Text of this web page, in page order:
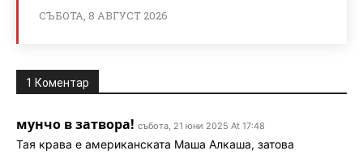
СЪБОТА, 8 АВГУСТ 2026
1 Коментар
мунчо в затвора! събота, 21 юни 2025 At 17:48
Тая крава е американската Маша Алкаша, затова